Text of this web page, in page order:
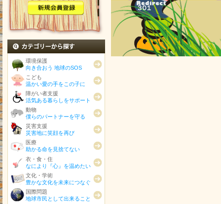
環境保護
向き合おう 地球のSOS
こども
温かい愛の手をこの子に
障がい者支援
活気ある暮らしをサポート
動物
僕らのパートナーを守る
災害支援
災害地に笑顔を再び
医療
助かる命を見捨てない
衣・食・住
なにより『心』を温めたい
文化・学術
豊かな文化を未来につなぐ
国際問題
地球市民として出来ること